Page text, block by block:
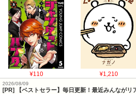
¥110 ¥1,210
2026/08/09
[PR] 【ベストセラー】毎日更新！最近みんなが